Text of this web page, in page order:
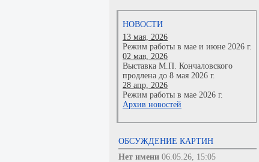
НОВОСТИ
13 мая, 2026
Режим работы в мае и июне 2026 г.
02 мая, 2026
Выставка М.П. Кончаловского
продлена до 8 мая 2026 г.
28 апр, 2026
Режим работы в мае 2026 г.
Архив новостей
ОБСУЖДЕНИЕ КАРТИН
Нет имени 06.05.26, 15:05